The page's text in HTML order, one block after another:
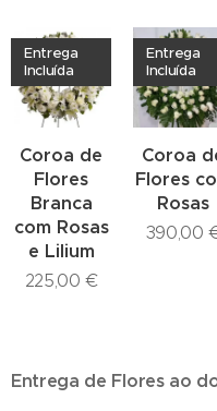
Coroa de
Flores
Branca
com Rosas
e Lilium
Entrega
Incluída
225,00 €
Coroa
Flores
Rosas
Entrega
Incluída
390,00
Entrega de Flores ao